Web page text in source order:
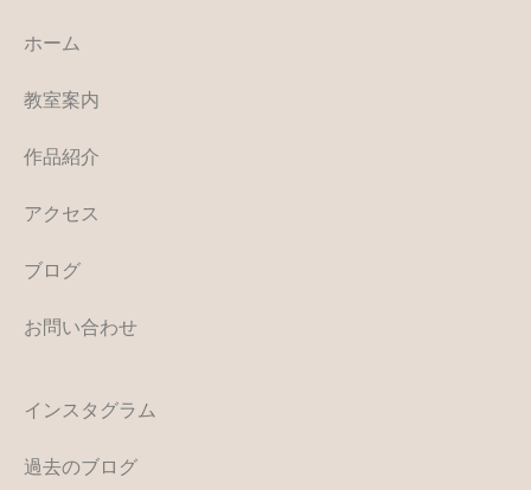
ホーム
教室案内
作品紹介
アクセス
ブログ
お問い合わせ
インスタグラム
過去のブログ